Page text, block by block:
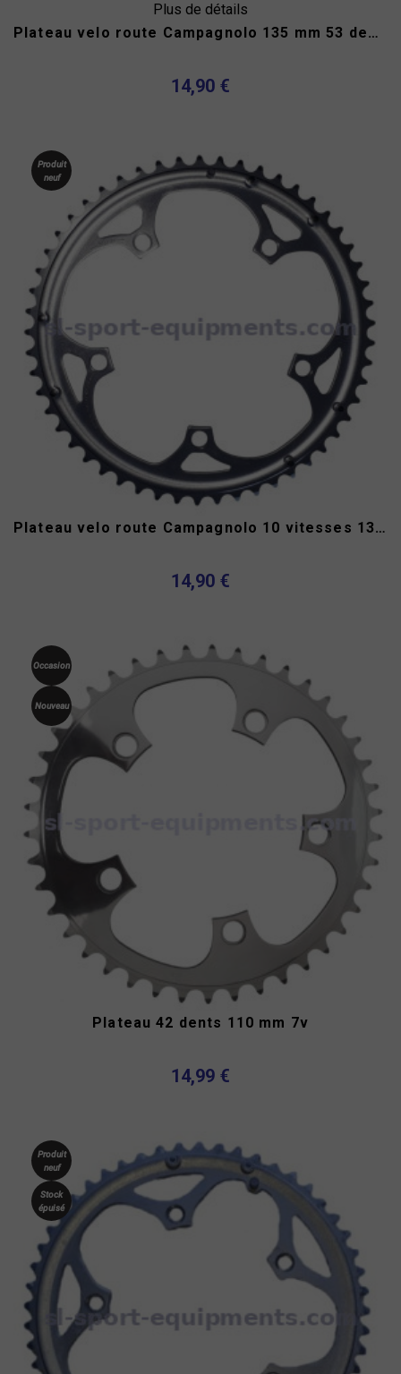
Plus de détails
Plateau velo route Campagnolo 135 mm 53 dents 10v
14,90 €
Produit
neuf
Plateau velo route Campagnolo 10 vitesses 135 mm alu
14,90 €
Occasion
Nouveau
Plateau 42 dents 110 mm 7v
14,99 €
Produit
neuf
Stock
épuisé